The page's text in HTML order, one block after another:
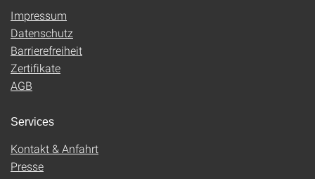
Impressum
Datenschutz
Barrierefreiheit
Zertifikate
AGB
Services
Kontakt & Anfahrt
Presse